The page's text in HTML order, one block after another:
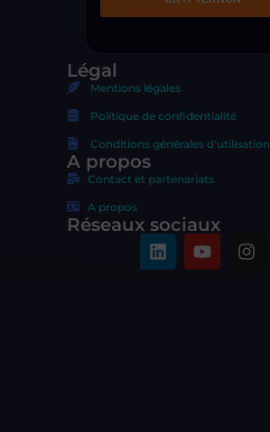
Légal
Mentions légales
Politique de confidentialité
Conditions générales d'utilisation
A propos
Contact et partenariats
A propos
Réseaux sociaux